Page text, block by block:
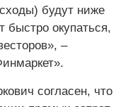
будут ниже
быстро окупаться,
–
согласен, что